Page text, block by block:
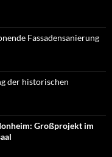
Fassadensanierung
der historischen
Großprojekt im